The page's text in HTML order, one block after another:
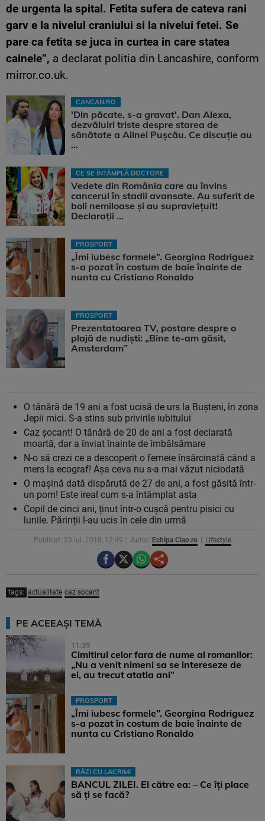
de urgenta la spital. Fetita sufera de cateva rani
garv e la nivelul craniului si la nivelui fetei. Se
pare ca fetita se juca in curtea in care statea
cainele”, a declarat politia din Lancashire, conform
mirror.co.uk.
CANCAN.RO
'Din păcate, s-a gravat'. Dan Alexa,
dezvăluiri triste despre starea de
sănătate a Alinei Pușcău. Ce discuție au
...
CE SE ÎNTÂMPLĂ DOCTORE
Vedete din România care au învins
cancerul în stadii avansate. Au suferit de
boli nemiloase şi au supravieţuit!
Declarații ...
PROSPORT
„Îmi iubesc formele”. Georgina Rodriguez
s-a pozat în costum de baie înainte de
nunta cu Cristiano Ronaldo
PROSPORT
Prezentatoarea TV, postare despre o
plajă de nudiști: „Bine te-am găsit,
Amsterdam”
O tânără de 19 ani a fost ucisă de urs la Bușteni, în zona
Jepii mici. S-a stins sub privirile iubitului
Caz șocant! O tânără de 20 de ani a fost declarată
moartă, dar a înviat înainte de îmbălsămare
N-o să crezi ce a descoperit o femeie însărcinată când a
mers la ecograf! Așa ceva nu s-a mai văzut niciodată
O mașină dată dispărută de 27 de ani, a fost găsită într-
un pom! Este ireal cum s-a întâmplat asta
Copil de cinci ani, ținut într-o cușcă pentru pisici cu
lunile. Părinții l-au ucis în cele din urmă
Publicat: 23 iul. 2018, 12:49 Autor: Echipa Ciao.ro Lifestyle
tags: actualitate caz socant
PE ACEEAȘI TEMĂ
11:39
Cimitirul celor fara de nume al romanilor:
„Nu a venit nimeni sa se intereseze de
ei, au trecut atatia ani”
PROSPORT
„Îmi iubesc formele”. Georgina Rodriguez
s-a pozat în costum de baie înainte de
nunta cu Cristiano Ronaldo
RÂZI CU LACRIMI
BANCUL ZILEI. El către ea: – Ce îți place
să ți se facă?